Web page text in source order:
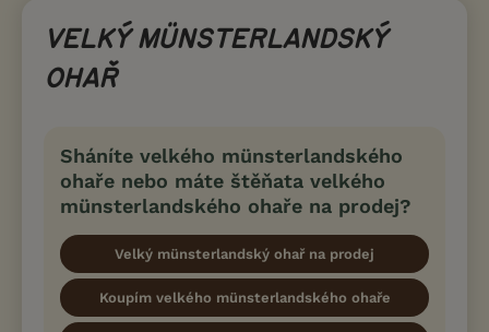
VELKÝ MÜNSTERLANDSKÝ
OHAŘ
Sháníte velkého münsterlandského
ohaře nebo máte štěňata velkého
münsterlandského ohaře na prodej?
Velký münsterlandský ohař na prodej
Koupím velkého münsterlandského ohaře